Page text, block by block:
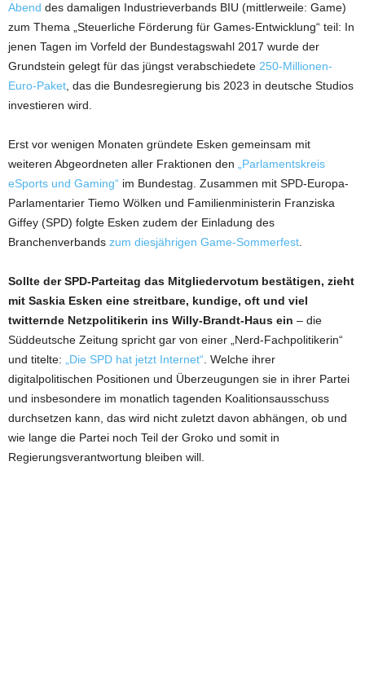
Abend des damaligen Industrieverbands BIU (mittlerweile: Game)
zum Thema „Steuerliche Förderung für Games-Entwicklung“ teil: In
jenen Tagen im Vorfeld der Bundestagswahl 2017 wurde der
Grundstein gelegt für das jüngst verabschiedete 250-Millionen-
Euro-Paket, das die Bundesregierung bis 2023 in deutsche Studios
investieren wird.
Erst vor wenigen Monaten gründete Esken gemeinsam mit
weiteren Abgeordneten aller Fraktionen den „Parlamentskreis
eSports und Gaming“ im Bundestag. Zusammen mit SPD-Europa-
Parlamentarier Tiemo Wölken und Familienministerin Franziska
Giffey (SPD) folgte Esken zudem der Einladung des
Branchenverbands zum diesjährigen Game-Sommerfest.
Sollte der SPD-Parteitag das Mitgliedervotum bestätigen, zieht
mit Saskia Esken eine streitbare, kundige, oft und viel
twitternde Netzpolitikerin ins Willy-Brandt-Haus ein – die
Süddeutsche Zeitung spricht gar von einer „Nerd-Fachpolitikerin“
und titelte: „Die SPD hat jetzt Internet“. Welche ihrer
digitalpolitischen Positionen und Überzeugungen sie in ihrer Partei
und insbesondere im monatlich tagenden Koalitionsausschuss
durchsetzen kann, das wird nicht zuletzt davon abhängen, ob und
wie lange die Partei noch Teil der Groko und somit in
Regierungsverantwortung bleiben will.